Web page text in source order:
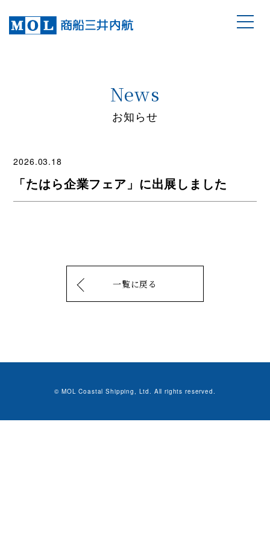
News
お知らせ
2026.03.18
「たはら企業フェア」に出展しました
一覧に戻る
© MOL Coastal Shipping, Ltd. All rights reserved.